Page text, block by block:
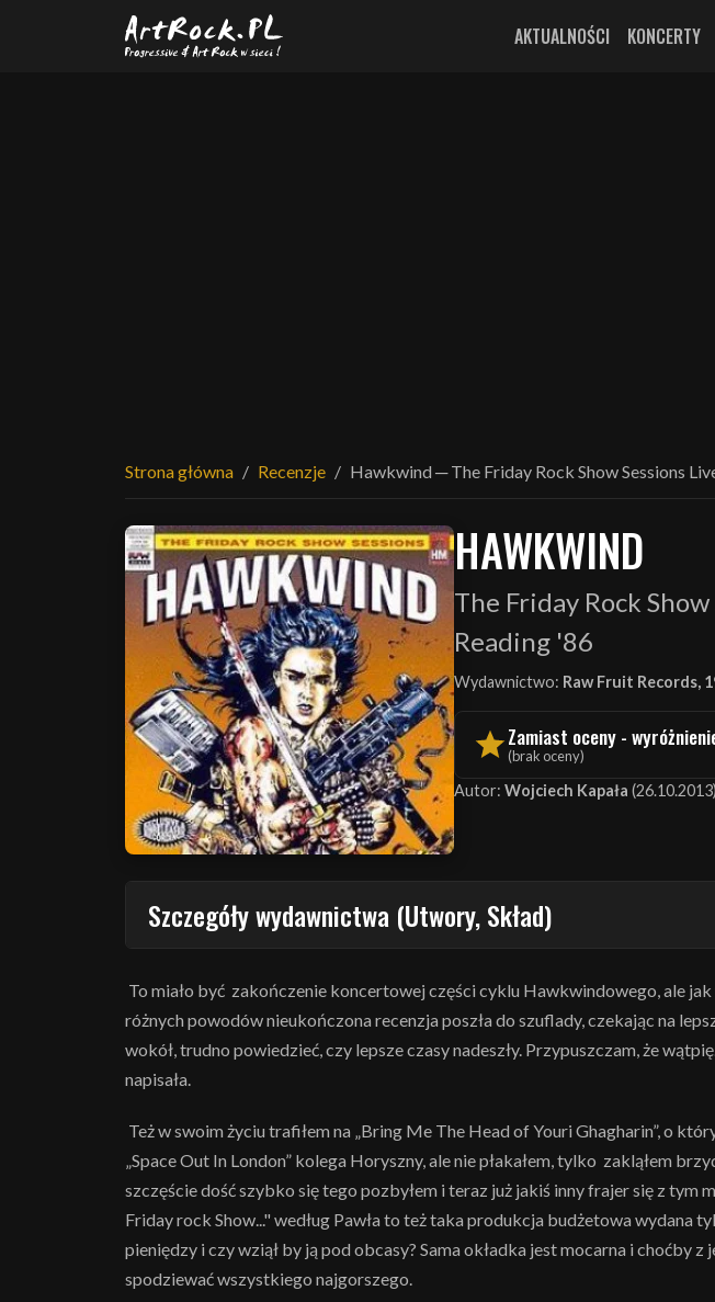
Przejdź do treści głównej
AKTUALNOŚCI KONCERTY
Strona główna Recenzje Hawkwind ─ The Friday Rock Show Sessions
HAWKWIND
The Friday Rock
Reading '86
Wydawnictwo: Raw Fruit Records,
Zamiast oceny -
(brak oceny)
Autor: Wojciech Kapała (26.10.2013)
Szczegóły wydawnictwa (Utwory, Skład)
To miało być zakończenie koncertowej części cyklu Hawkwindowego, ale jak
różnych powodów nieukończona recenzja poszła do szuflady, czekając na
wokół, trudno powiedzieć, czy lepsze czasy nadeszły. Przypuszczam, że
napisała.
Też w swoim życiu trafiłem na „Bring Me The Head of Youri Ghagharin”, o
„Space Out In London” kolega Horyszny, ale nie płakałem, tylko zakląłem
szczęście dość szybko się tego pozbyłem i teraz już jakiś inny frajer się z tym
Friday rock Show..." według Pawła to też taka produkcja budżetowa wydana
pieniędzy i czy wziął by ją pod obcasy? Sama okładka jest mocarna i choćby z
spodziewać wszystkiego najgorszego.